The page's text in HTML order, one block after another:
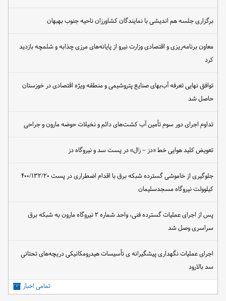
برگزاری جلسه هم اندیشی با نمایندگان کشاورزان ناحیه جنوب بهبهان
معاون برنامه‌ریزی و اقتصادی وزارت نیرو از پایانه‌های مرزی چذابه و شلمچه بازدید
کرد
توافق نهایی تعرفه آب‌بهای صنایع پتروشیمی و منطقه ویژه اقتصادی در خوزستان
حاصل شد
تداوم اجرای دور سوم تأمین آب کشت‌های دائم و نخیلات حوضه مارون و جراحی
تعویض کلید هوایی خط «دز – زال» در پست سد و نیروگاه دز
جلوگیری از خاموشی گسترده شبکه برق با اقدام اضطراری در پست ۴۰۰/۱۳۲/۲۰
کیلوولت نیروگاه مسجدسلیمان
پس از اجرای عملیات گسترده فنی، واحد شماره ۲ نیروگاه مارون به شبکه برق
سراسری وصل شد
اجرای عملیات نگهداری پیشگیرانه ی تأسیسات هیدرومکانیکی دریچه‌های تحتانی
سد بالارود
تمامی اخبار